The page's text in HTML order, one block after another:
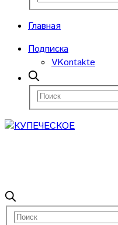
Главная
Подписка
VKontakte